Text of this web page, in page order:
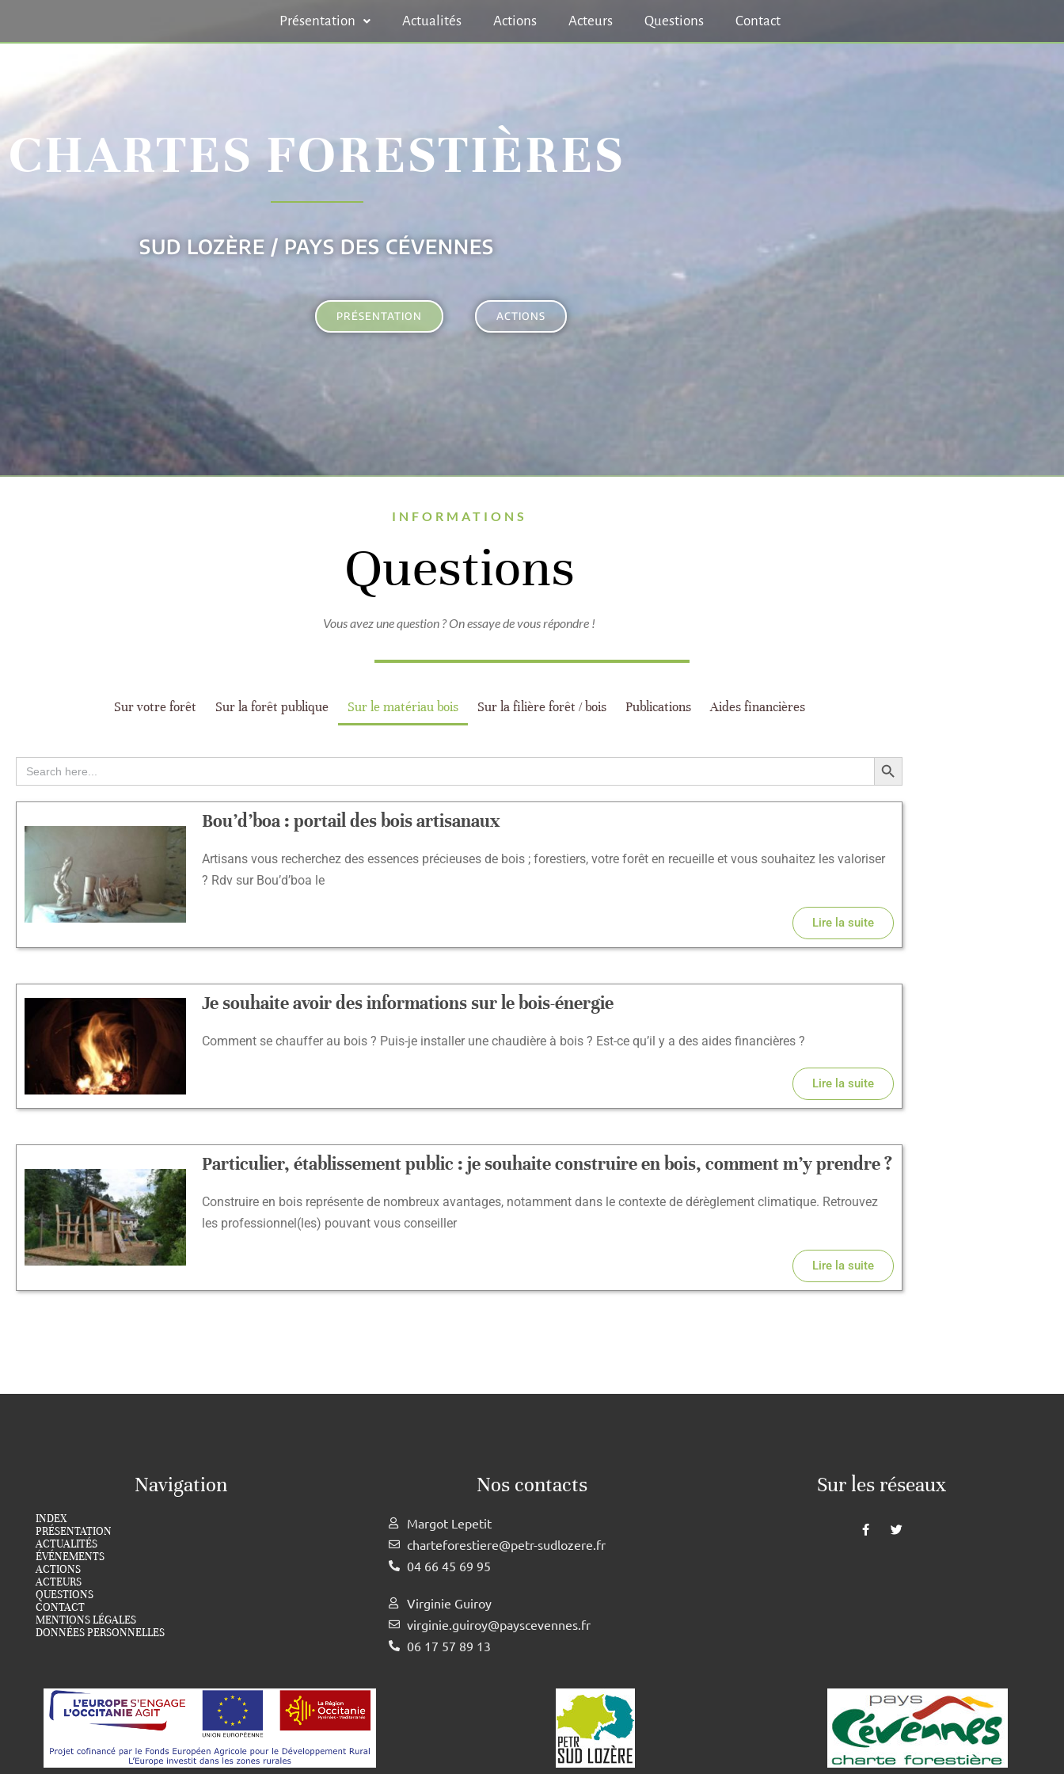
Présentation Actualités Actions Acteurs Questions Contact
CHARTES FORESTIÈRES
SUD LOZÈRE / PAYS DES CÉVENNES
PRÉSENTATION ACTIONS
INFORMATIONS
Questions
Vous avez une question ? On essaye de vous répondre !
Sur votre forêt Sur la forêt publique Sur le matériau bois Sur la filière forêt / bois Publications Aides financières
Search
for:
Search Button
Bou’d’boa : portail des bois artisanaux
Artisans vous recherchez des essences précieuses de bois ; forestiers, votre forêt en recueille et vous souhaitez les valoriser
? Rdv sur Bou’d’boa le
Lire la suite
Je souhaite avoir des informations sur le bois-énergie
Comment se chauffer au bois ? Puis-je installer une chaudière à bois ? Est-ce qu’il y a des aides financières ?
Lire la suite
Particulier, établissement public : je souhaite construire en bois, comment m’y prendre ?
Construire en bois représente de nombreux avantages, notamment dans le contexte de dérèglement climatique. Retrouvez
les professionnel(les) pouvant vous conseiller
Lire la suite
Navigation
INDEX
PRÉSENTATION
ACTUALITÉS
ÉVÉNEMENTS
ACTIONS
ACTEURS
QUESTIONS
CONTACT
MENTIONS LÉGALES
DONNÉES PERSONNELLES
Nos contacts
Margot Lepetit
charteforestiere@petr-sudlozere.fr
04 66 45 69 95
Virginie Guiroy
virginie.guiroy@payscevennes.fr
06 17 57 89 13
Sur les réseaux